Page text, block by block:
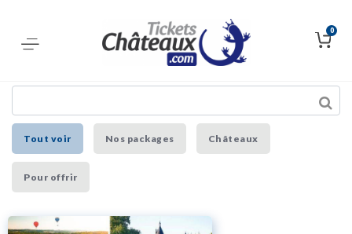
0
Tout voir Nos packages Châteaux
Pour offrir